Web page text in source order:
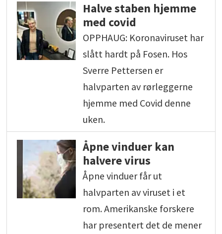
Halve staben hjemme
med covid
OPPHAUG: Koronaviruset har
slått hardt på Fosen. Hos
Sverre Pettersen er
halvparten av rørleggerne
hjemme med Covid denne
uken.
Åpne vinduer kan
halvere virus
Åpne vinduer får ut
halvparten av viruset i et
rom. Amerikanske forskere
har presentert det de mener